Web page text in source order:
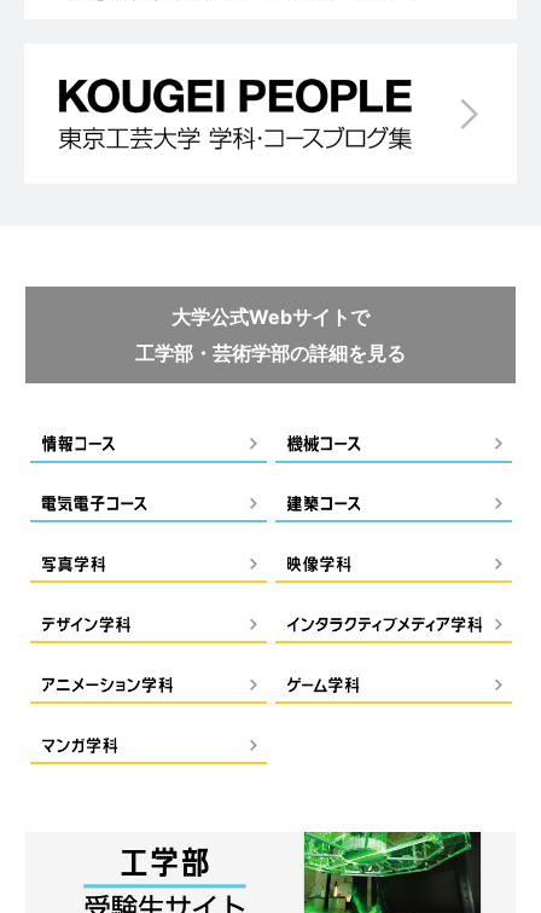
大学公式Webサイトで
工学部・芸術学部の詳細を見る